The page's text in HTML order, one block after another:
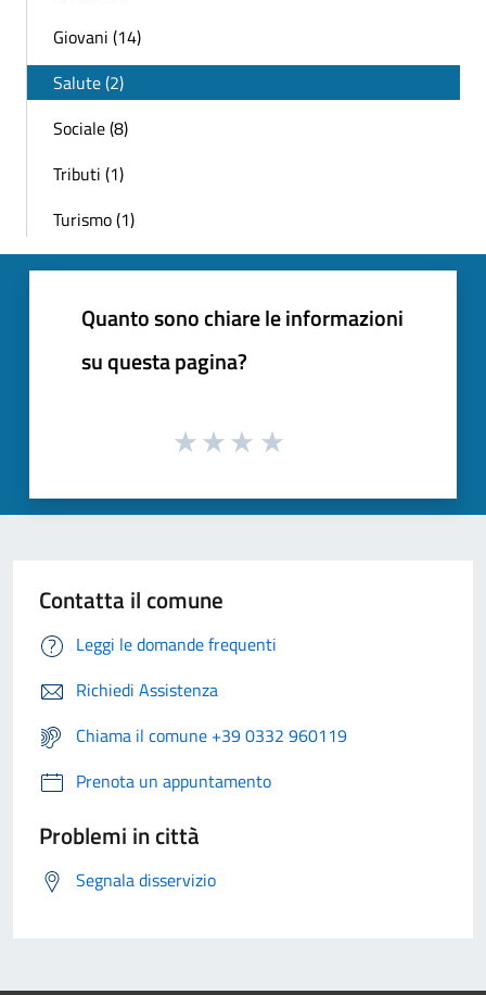
Giovani (14)
Salute (2)
Sociale (8)
Tributi (1)
Turismo (1)
Quanto sono chiare le informazioni
su questa pagina?
Contatta il comune
Leggi le domande frequenti
Richiedi Assistenza
Chiama il comune +39 0332 960119
Prenota un appuntamento
Problemi in città
Segnala disservizio